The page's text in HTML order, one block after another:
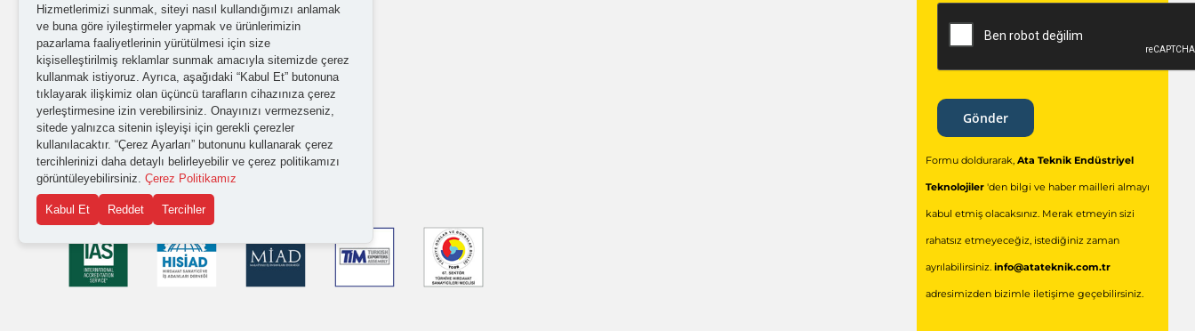
Gönder
Formu doldurarak,Ata Teknik Endüstriyel
Teknolojiler 'den bilgi ve haber mailleri almayı
kabul etmiş olacaksınız. Merak etmeyin sizi
rahatsız etmeyeceğiz, istediğiniz zaman
ayrılabilirsiniz.info@atateknik.com.tr
adresimizden bizimle iletişime geçebilirsiniz.
Hizmetlerimizi sunmak, siteyi nasıl kullandığımızı anlamak
ve buna göre iyileştirmeler yapmak ve ürünlerimizin
pazarlama faaliyetlerinin yürütülmesi için size
kişiselleştirilmiş reklamlar sunmak amacıyla sitemizde çerez
kullanmak istiyoruz. Ayrıca, aşağıdaki “Kabul Et” butonuna
tıklayarak ilişkimiz olan üçüncü tarafların cihazınıza çerez
yerleştirmesine izin verebilirsiniz. Onayınızı vermezseniz,
sitede yalnızca sitenin işleyişi için gerekli çerezler
kullanılacaktır. “Çerez Ayarları” butonunu kullanarak çerez
tercihlerinizi daha detaylı belirleyebilir ve çerez politikamızı
görüntüleyebilirsiniz. Çerez Politikamız
Kabul Et Reddet Tercihler